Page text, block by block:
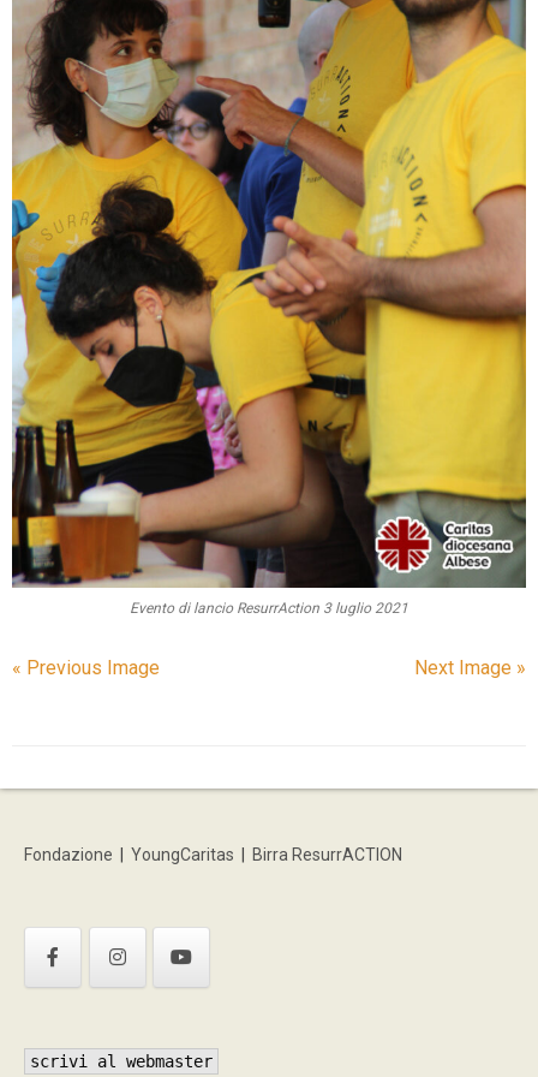
Evento di lancio ResurrAction 3 luglio 2021
« Previous Image Next Image »
Fondazione YoungCaritas Birra ResurrACTION
scrivi al webmaster